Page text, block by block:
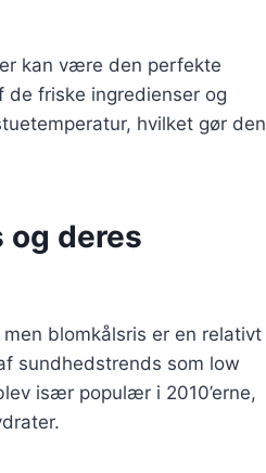
kan være den perfekte
friske ingredienser og
hvilket gør den
deres
blomkålsris er en relativt
sundhedstrends som low
især populær i 2010’erne,